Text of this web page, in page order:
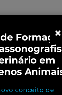
Materiais
×